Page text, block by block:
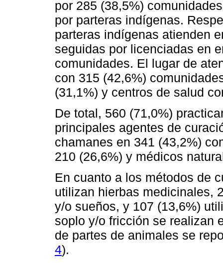
por 285 (38,5%)
por parteras indígenas.
parteras indígenas atienden
seguidas por licenciadas en
comunidades. El lugar de
con 315 (42,6%)
(31,1%) y centros de salud
De total, 560 (71,0%)
principales agentes de
chamanes en 341 (43,2%)
210 (26,6%) y médicos
En cuanto a los métodos de
utilizan hierbas medicinales,
y/o sueños, y 107 (13,6%)
soplo y/o fricción se realizan
de partes de animales se
4).